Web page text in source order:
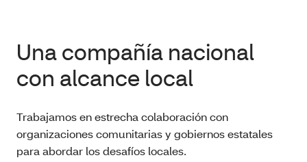
Una compañía nacional
con alcance local
Trabajamos en estrecha colaboración con
organizaciones comunitarias y gobiernos estatales
para abordar los desafíos locales.